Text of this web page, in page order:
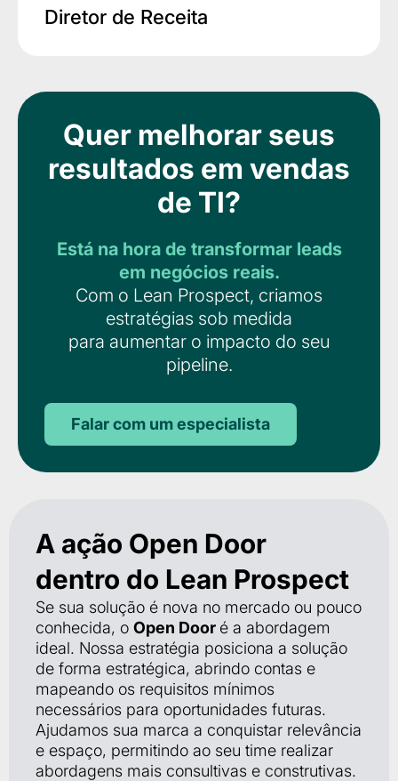
Diretor de Receita
Quer melhorar seus
resultados em vendas
de TI?
Está na hora de transformar leads
em negócios reais.
Com o Lean Prospect, criamos
estratégias sob medida
para aumentar o impacto do seu
pipeline.
Falar com um especialista
A ação Open Door
dentro do Lean Prospect
Se sua solução é nova no mercado ou pouco
conhecida, o Open Door é a abordagem
ideal. Nossa estratégia posiciona a solução
de forma estratégica, abrindo contas e
mapeando os requisitos mínimos
necessários para oportunidades futuras.
Ajudamos sua marca a conquistar relevância
e espaço, permitindo ao seu time realizar
abordagens mais consultivas e construtivas.